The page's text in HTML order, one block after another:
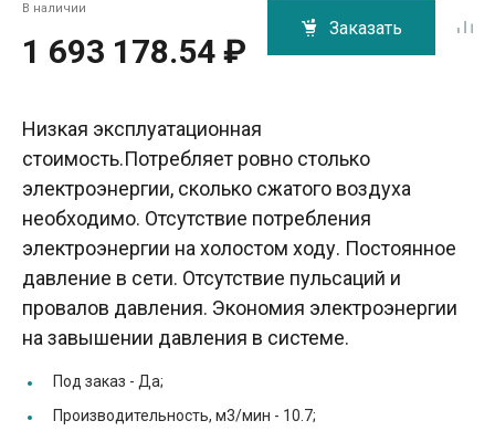
В наличии
1 693 178.54 ₽
Заказать
Низкая эксплуатационная
стоимость.Потребляет ровно столько
электроэнергии, сколько сжатого воздуха
необходимо. Отсутствие потребления
электроэнергии на холостом ходу. Постоянное
давление в сети. Отсутствие пульсаций и
провалов давления. Экономия электроэнергии
на завышении давления в системе.
Под заказ - Да;
Производительность, м3/мин - 10.7;